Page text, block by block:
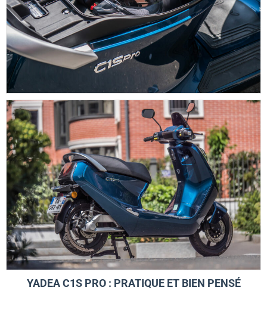
YADEA C1S PRO : PRATIQUE ET BIEN PENSÉ